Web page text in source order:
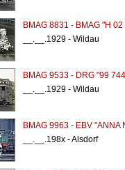
BMAG 8831 - BMAG "H
__.__.1929 - Wildau
BMAG 9533 - DRG "99
__.__.1929 - Wildau
BMAG 9963 - EBV "ANNA
__.__.198x - Alsdorf